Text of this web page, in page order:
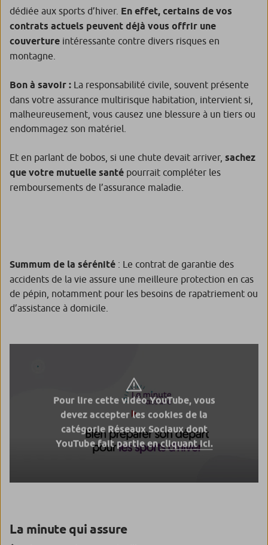
dédiée aux sports d’hiver. En effet, certains de vos
contrats actuels peuvent déjà vous offrir une
couverture intéressante contre divers risques en
montagne.
Bon à savoir : La responsabilité civile, souvent présente
dans votre assurance multirisque habitation, intervient si,
malheureusement, vous causez une blessure à un tiers ou
endommagez son matériel.
Et en parlant de bobos, si une chute devait arriver, sachez
que votre mutuelle santé pourrait compléter les
remboursements de l’assurance maladie.
Summum de la sérénité : Le contrat de garantie des
accidents de la vie assure une meilleure protection en cas
de pépin, notamment pour les besoins de rapatriement ou
d’assistance à domicile.
Pour lire cette vidéo YouTube, vous
devez accepter les cookies de la
catégorie Réseaux Sociaux dont
YouTube fait partie encliquant ici.
La minute qui assure